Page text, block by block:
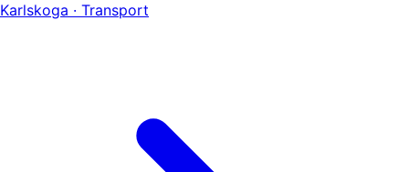
Karlskoga · Transport